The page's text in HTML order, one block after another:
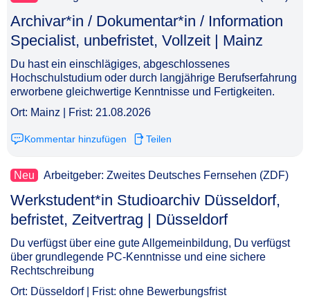
Archivar*in / Dokumentar*in / Information
Specialist, unbefristet, Vollzeit | Mainz​‌‌‌‌​‌​‌‌‌‌​‌​‌‌​​
Du hast ein einschlägiges, abgeschlossenes
Hochschulstudium oder durch langjährige Berufserfahrung
erworbene gleichwertige Kenntnisse und Fertigkeiten.
Ort: Mainz | Frist: 21.08.2026
Kommentar hinzufügen Teilen
Neu Arbeitgeber: Zweites Deutsches Fernsehen (ZDF)
Werkstudent*in Studioarchiv Düsseldorf,
befristet, Zeitvertrag | Düsseldorf​‌‌‌‌​‌​‌‌‌‌​‌​‌​‌‌
Du verfügst über eine gute Allgemeinbildung, Du verfügst
über grundlegende PC-Kenntnisse und eine sichere
Rechtschreibung
Ort: Düsseldorf | Frist: ohne Bewerbungsfrist